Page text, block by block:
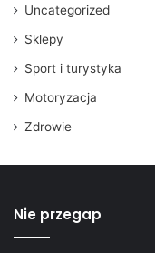
Uncategorized
Sklepy
Sport i turystyka
Motoryzacja
Zdrowie
Nie przegap